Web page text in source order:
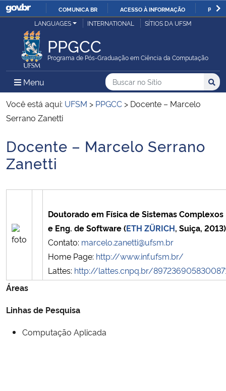
IR
COMUNICA BR ACESSO À INFORMAÇÃO
Ministério da Justiça e Segurança Pública
Ministério da Defesa
Ministério das Relações Exteriores
Ministério da Infraestrutura
Ministério da Cidadania
Ministério da Saúde
Ministério de Minas e Energia
Ministério da Ciência, Tecnologia, Inovações e Comunicações
LANGUAGES INTERNATIONAL SÍTIOS DA UFSM
PPGCC
Programa de Pós-Graduação em Ciência da Computação
Menu Menu Principal do Sítio
Busca
Buscar no no Sítio
Busca:
Você está aqui: UFSM > PPGCC > Docente – Marcelo
Serrano Zanetti
Início do conteúdo
Docente – Marcelo Serrano
Zanetti
Doutorado em Física de Sistemas Complexos
e Eng. de Software (ETH ZÜRICH, Suiça, 2013)
Contato: marcelo.zanetti@ufsm.br
Home Page: http://www.inf.ufsm.br/
Lattes: http://lattes.cnpq.br/
Áreas
Linhas de Pesquisa
Computação Aplicada